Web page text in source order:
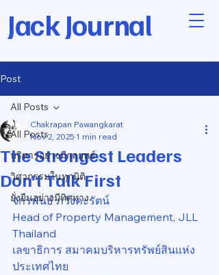
Jack Journal
Post
All Posts
บริหารอย่างมีกลยุทธ์
วิศวกรรมในทุกมิติ
ยั่งยืนอย่างมีทิศทาง
All Posts
The Strongest Leaders
Don’t Talk First
Chakrapan Pawangkarat
Nov 2, 2025 1 min read
จักรพันธ์ ภวังคะรัตน์
Head of Property Management, JLL
Thailand
เลขาธิการ สมาคมบริหารทรัพย์สินแห่ง
ประเทศไทย